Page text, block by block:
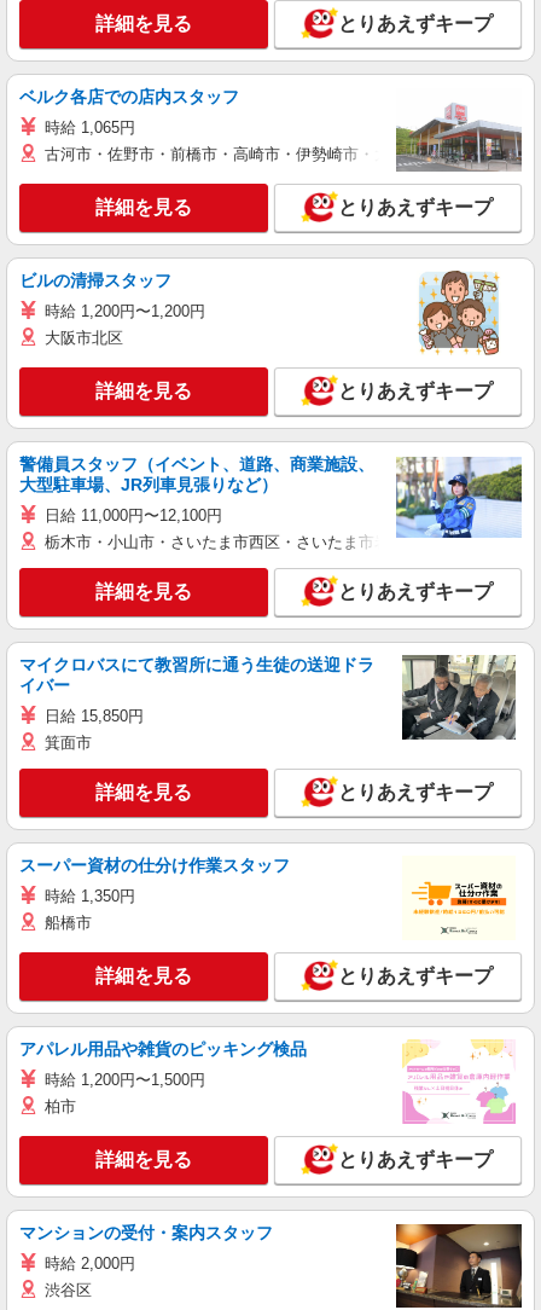
詳細を見る とりあえずキープ
ベルク各店での店内スタッフ
時給 1,065円
古河市・佐野市・前橋市・高崎市・伊勢崎市・太田市・館林市・藤
詳細を見る とりあえずキープ
ビルの清掃スタッフ
時給 1,200円〜1,200円
大阪市北区
詳細を見る とりあえずキープ
警備員スタッフ（イベント、道路、商業施設、
大型駐車場、JR列車見張りなど）
日給 11,000円〜12,100円
栃木市・小山市・さいたま市西区・さいたま市岩槻区・久喜市・蓮田
詳細を見る とりあえずキープ
マイクロバスにて教習所に通う生徒の送迎ドラ
イバー
日給 15,850円
箕面市
詳細を見る とりあえずキープ
スーパー資材の仕分け作業スタッフ
時給 1,350円
船橋市
詳細を見る とりあえずキープ
アパレル用品や雑貨のピッキング検品
時給 1,200円〜1,500円
柏市
詳細を見る とりあえずキープ
マンションの受付・案内スタッフ
時給 2,000円
渋谷区